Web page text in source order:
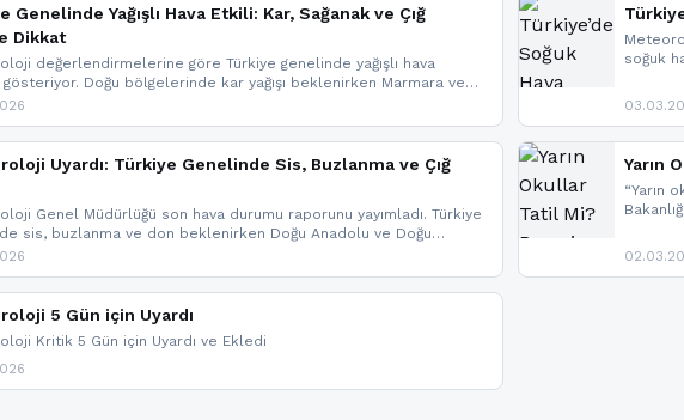
Genelinde Yağışlı Hava Etkili: Kar, Sağanak ve Çığ
Dikkat
değerlendirmelerine göre Türkiye genelinde yağışlı hava
Doğu bölgelerinde kar yağışı beklenirken Marmara ve
sağanak yağmur, yüksek kesimlerde ise çığ tehlikesi
belirtiliyor.
soğuk
Uyardı: Türkiye Genelinde Sis, Buzlanma ve Çığ
Genel Müdürlüğü son hava durumu raporunu yayımladı. Türkiye
sis, buzlanma ve don beklenirken Doğu Anadolu ve Doğu
yüksek kesimlerinde çığ riski uyarısı yapıldı. İşte son dakika
Yarın
“Yarın
5 Gün için Uyardı
Kritik 5 Gün için Uyardı ve Ekledi